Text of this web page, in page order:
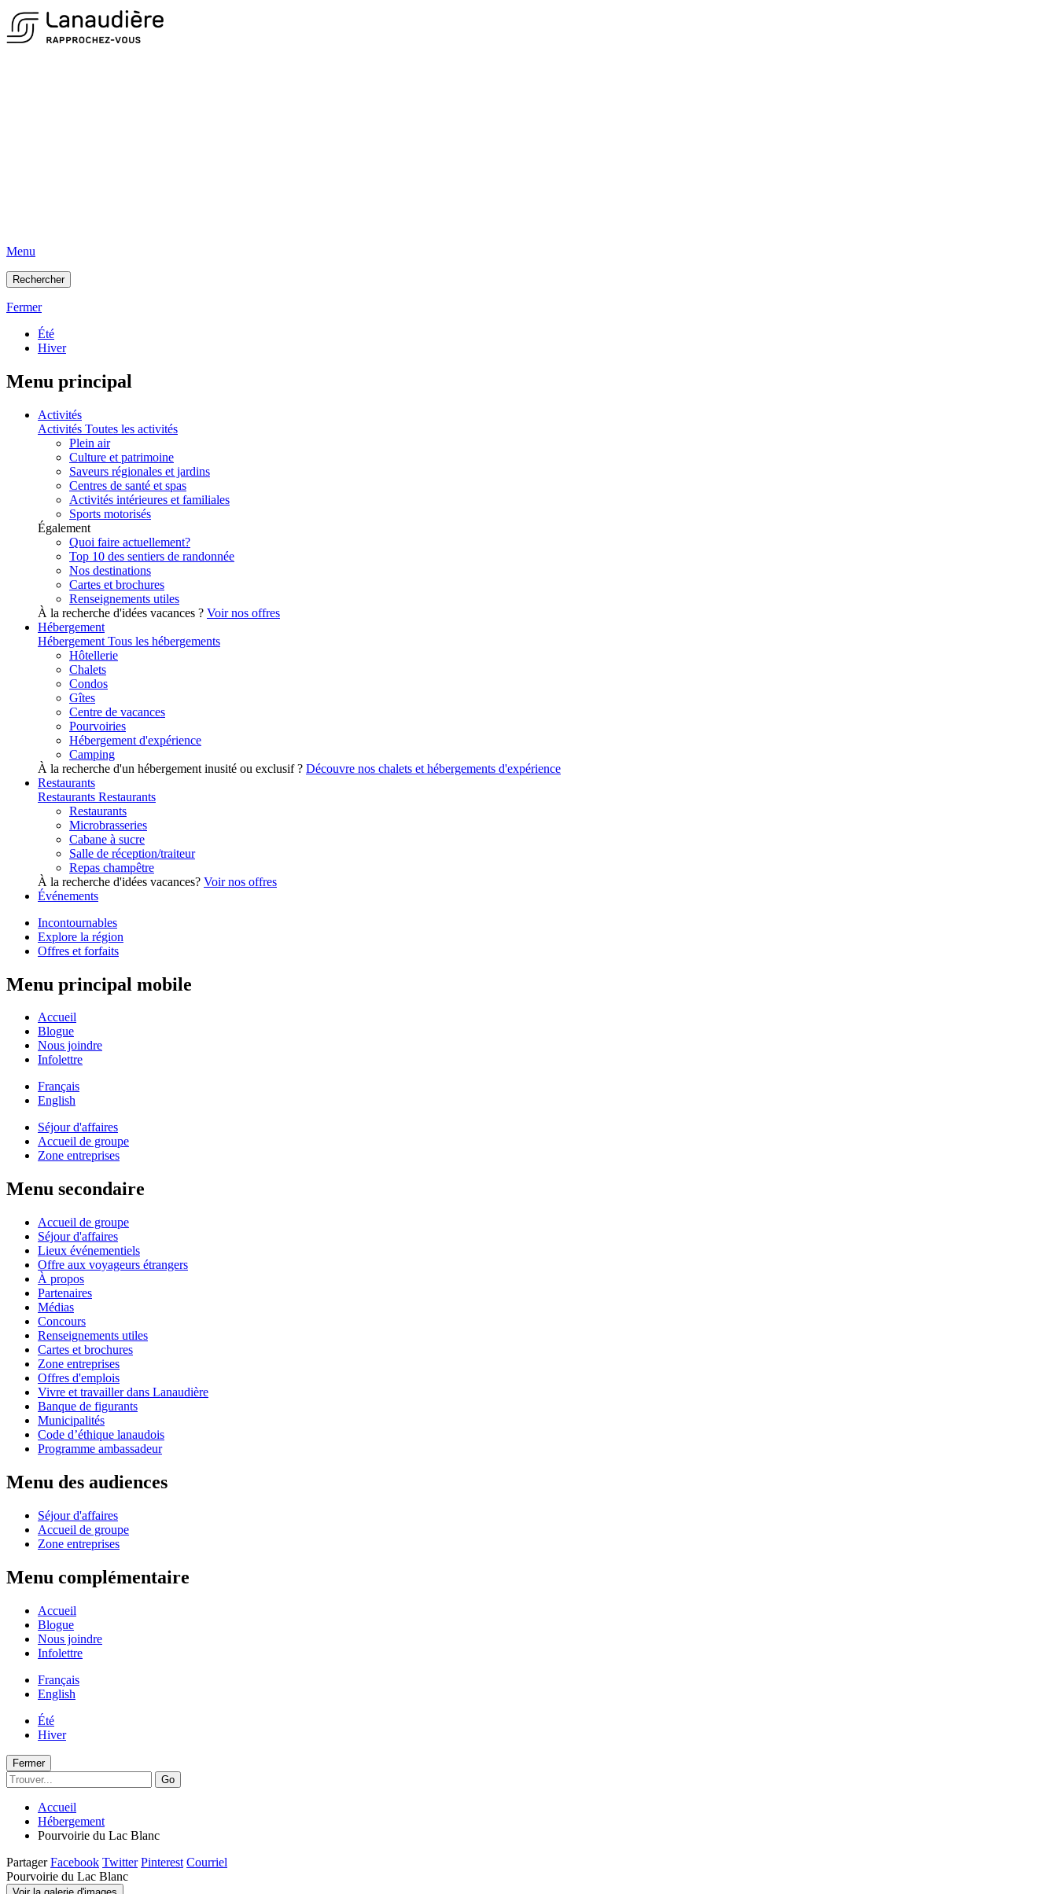
Menu
Rechercher
Fermer
Été
Hiver
Menu principal
Activités
Activités Toutes les activités
Plein air
Culture et patrimoine
Saveurs régionales et jardins
Centres de santé et spas
Activités intérieures et familiales
Sports motorisés
Également
Quoi faire actuellement?
Top 10 des sentiers de randonnée
Nos destinations
Cartes et brochures
Renseignements utiles
À la recherche d'idées vacances ? Voir nos offres
Hébergement
Hébergement Tous les hébergements
Hôtellerie
Chalets
Condos
Gîtes
Centre de vacances
Pourvoiries
Hébergement d'expérience
Camping
À la recherche d'un hébergement inusité ou exclusif ? Découvre nos chalets et hébergements d'expérience
Restaurants
Restaurants Restaurants
Restaurants
Microbrasseries
Cabane à sucre
Salle de réception/traiteur
Repas champêtre
À la recherche d'idées vacances? Voir nos offres
Événements
Incontournables
Explore la région
Offres et forfaits
Menu principal mobile
Accueil
Blogue
Nous joindre
Infolettre
Français
English
Séjour d'affaires
Accueil de groupe
Zone entreprises
Menu secondaire
Accueil de groupe
Séjour d'affaires
Lieux événementiels
Offre aux voyageurs étrangers
À propos
Partenaires
Médias
Concours
Renseignements utiles
Cartes et brochures
Zone entreprises
Offres d'emplois
Vivre et travailler dans Lanaudière
Banque de figurants
Municipalités
Code d’éthique lanaudois
Programme ambassadeur
Menu des audiences
Séjour d'affaires
Accueil de groupe
Zone entreprises
Menu complémentaire
Accueil
Blogue
Nous joindre
Infolettre
Français
English
Été
Hiver
Fermer
Go
Accueil
Hébergement
Pourvoirie du Lac Blanc
Partager Facebook Twitter Pinterest Courriel
Pourvoirie du Lac Blanc